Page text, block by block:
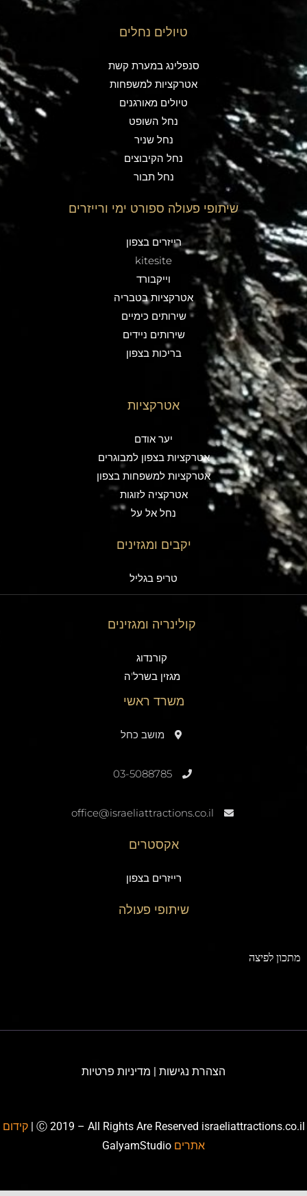
טיולים נחלים
סנפלינג במערת קשת
אטרקציות למשפחות
טיולים מאורגנים
נחל השופט
נחל שניר
נחל הקיבוצים
נחל תבור
שיתופי פעולה ספורט ימי ורייזרים
רייזרים בצפון
kitesite
וייקבורד
אטרקציות בטבריה
שירותים כימיים
שירותים ניידים
בריכות בצפון
אטרקציות
יער אודם
אטרקציות בצפון למבוגרים
אטרקציות למשפחות בצפון
אטרקציה לזוגות
נחל אל על
יקבים ומגזינים
טריפ בגליל
קולינריה ומגזינים
קורנדוג
מגזין בשרל'ה
משרד ראשי
מושב כחל
03-5088785
office@israeliattractions.co.il
אקסטרים
רייזרים בצפון
שיתופי פעולה
לפיצה
הצהרת נגישות|מדיניות פרטיות
Ⓒ 2019 – All Rights Are Reserved
קידום
אתרים GalyamStudio